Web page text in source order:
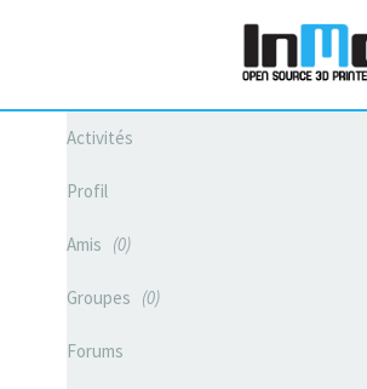
Activités
Profil
Amis 0
Groupes 0
Forums